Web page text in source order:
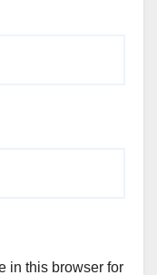
in this browser for